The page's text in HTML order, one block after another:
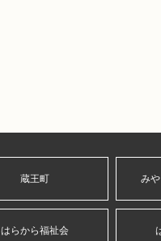
蔵王町 み
はらから福祉会